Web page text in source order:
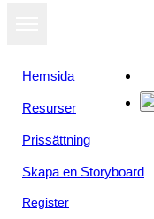
Hemsida
Resurser
Prissättning
Skapa en Storyboard
Register